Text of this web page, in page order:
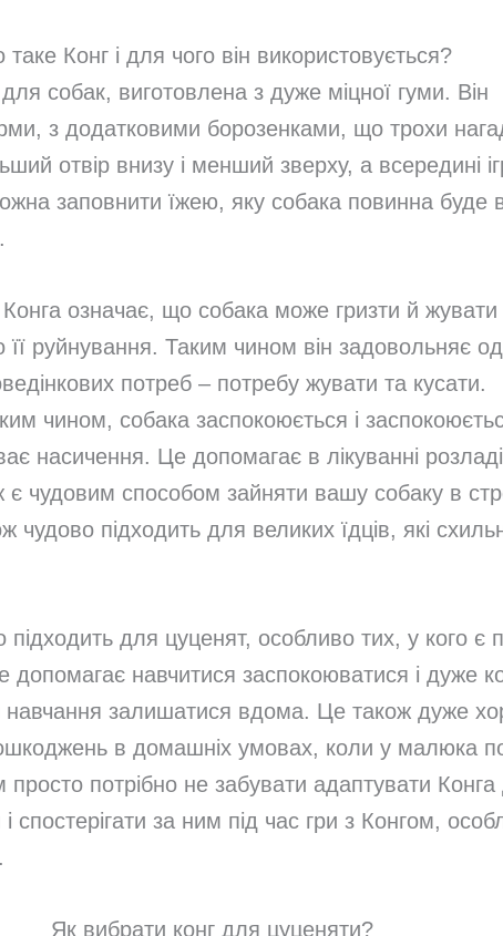
Конг і для чого він використовується?
для собак, виготовлена ​​з дуже міцної гуми. Він
з додатковими борозенками, що трохи
отвір внизу і менший зверху, а всередині
заповнити їжею, яку собака повинна буде
Конга означає, що собака може гризти й жувати
руйнування. Таким чином він задовольняє
потреб – потребу жувати та кусати.
чином, собака заспокоюється і
насичення. Це допомагає в лікуванні
є чудовим способом зайняти вашу собаку в
чудово підходить для великих їдців, які
підходить для цуценят, особливо тих, у кого є
допомагає навчитися заспокоюватися і дуже
навчання залишатися вдома. Це також дуже
в домашніх умовах, коли у малюка
просто потрібно не забувати адаптувати Конга
спостерігати за ним під час гри з Конгом,
Як вибрати конг для цуценяти?